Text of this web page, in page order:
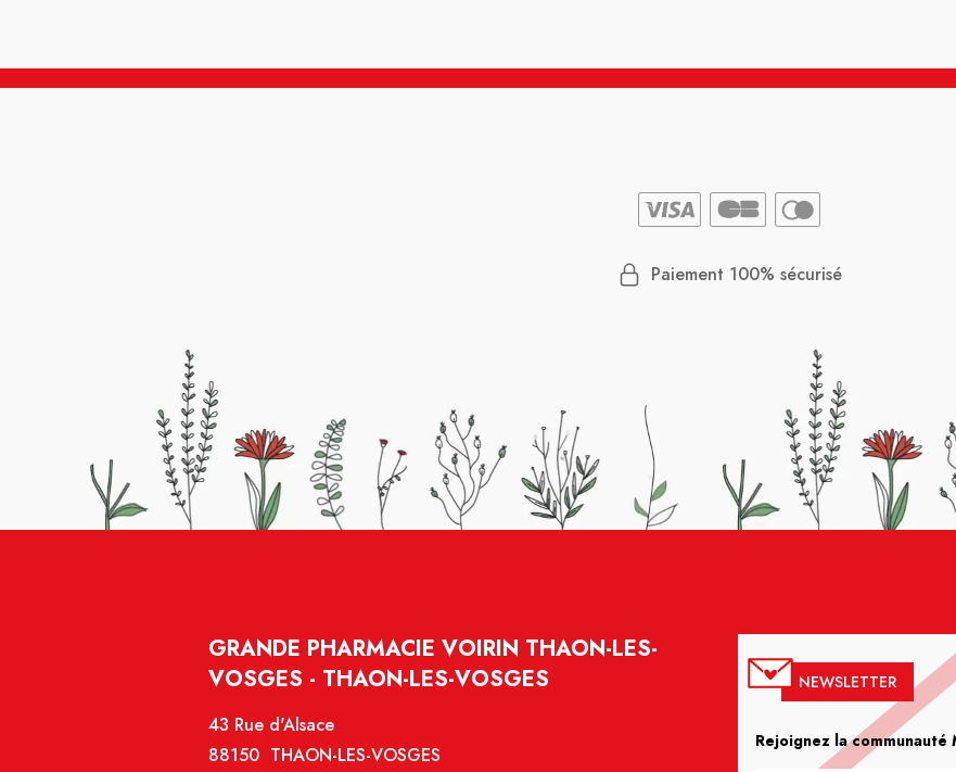
Paiement 100% sécurisé
GRANDE PHARMACIE VOIRIN THAON-LES-
VOSGES - THAON-LES-VOSGES
43 Rue d'Alsace
88150 THAON-LES-VOSGES
NEWSLETTER
Rejoignez la communauté